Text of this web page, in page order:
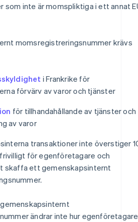
som inte är momspliktiga i ett annat
momsregistreringsnummer krävs
i Frankrike för
förvärv av varor och tjänster
för tillhandahållande av tjänster och
av varor
transaktioner inte överstiger
för egenföretagare och
skaffa ett gemenskapsinternt
ändrar inte hur egenföretagare